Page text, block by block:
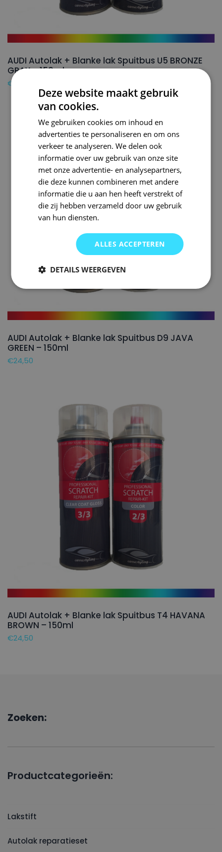
AUDI Autolak + Blanke lak Spuitbus U5 BRONZE
GRAY – 150ml
€
AUDI Autolak + Blanke lak Spuitbus D9 JAVA
GREEN – 150ml
€24,50
AUDI Autolak + Blanke lak Spuitbus T4 HAVANA
BROWN – 150ml
€24,50
Zoeken:
Productcategorieën:
Lakstift
Autolak reparatieset
Deze website maakt gebruik
van cookies.
We gebruiken cookies om inhoud en
advertenties te personaliseren en om ons
verkeer te analyseren. We delen ook
informatie over uw gebruik van onze site
met onze advertentie- en analysepartners,
die deze kunnen combineren met andere
informatie die u aan hen heeft verstrekt of
die zij hebben verzameld door uw gebruik
van hun diensten.
ALLES ACCEPTEREN
DETAILS WEERGEVEN